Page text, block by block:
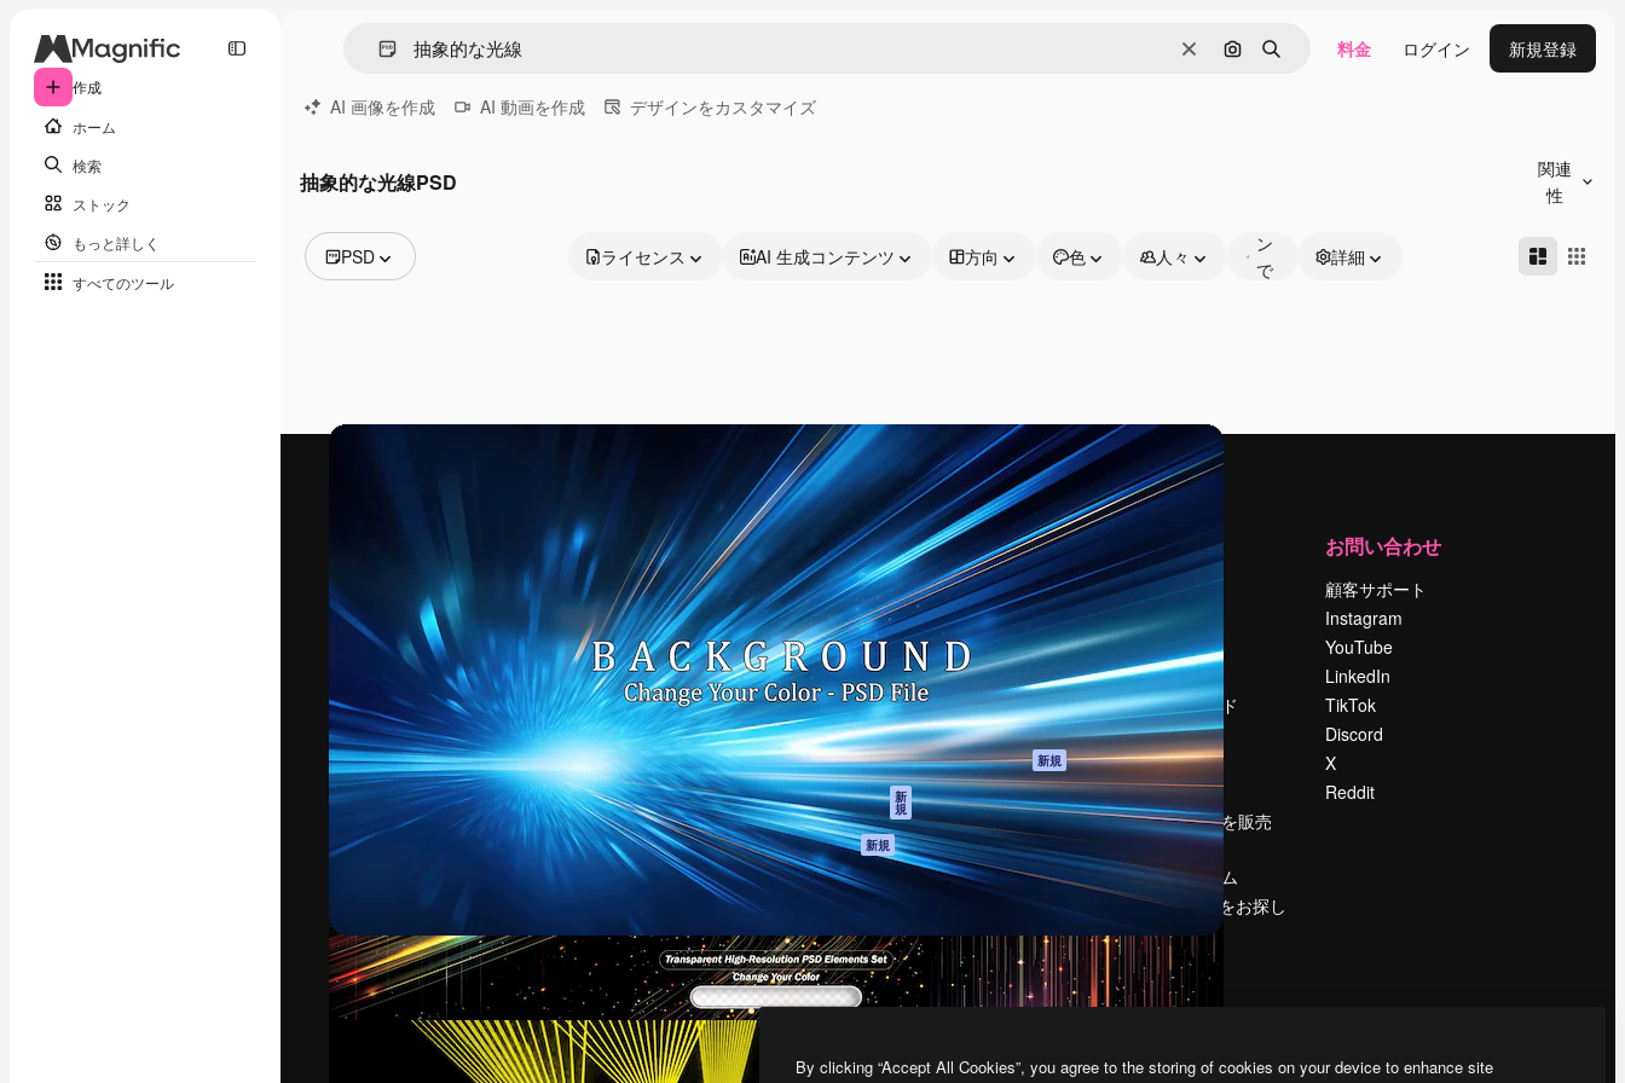
作成
ホーム
検索
ストック
もっと詳しく
すべてのツール
消去 画像で検索
検索 料金 ログイン 新規登録
AI 画像を作成 AI 動画を作成 デザインをカスタマイズ
抽象的な光線PSD
関連
性
PSD
動画
ライセンス AI 生成コンテンツ 方向 色 人々
ン
で
詳細
最高のクリエイティブ制作を導くためのプラ
ットフォーム。クリエイター、企業、代理
店、スタジオを含む100万人以上が利用して
います。
日本語
製品
Spaces
AI アシスタント
AI 画像生成ツール
AI 動画生成ツール
AI 音声合成ツール
ストックコンテン
ツ
Claude/ChatGPT
向けMCP
新
規
エージェント 新規
API
モバイルアプリ
すべてのMagnificツ
ール
はじめに
Academy
ドキュメント
サポート
利用規約
プライバシーポリ
シー
オリジナル 新規
クッキーポリシー
トラストセンター
アフィリエイト
法人向け
運営
料金
会社概要
Reviews
採用情報
検索トレンド
ブログ
イベント
Slidesgo
コンテンツを販売
プレスルーム
magnific.aiをお探し
ですか？
お問い合わせ
顧客サポート
Instagram
YouTube
LinkedIn
TikTok
Discord
X
Reddit
Copyright © 2010-2026Freepik Company S.L.U.無断複写・転載を禁じます
By clicking “Accept All Cookies”, you agree to the storing of cookies on your device to enhance site